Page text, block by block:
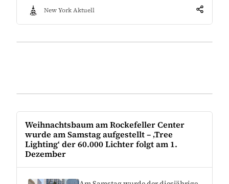
New York Aktuell
Weihnachtsbaum am Rockefeller Center
wurde am Samstag aufgestellt – ‚Tree
Lighting‘ der 60.000 Lichter folgt am 1.
Dezember